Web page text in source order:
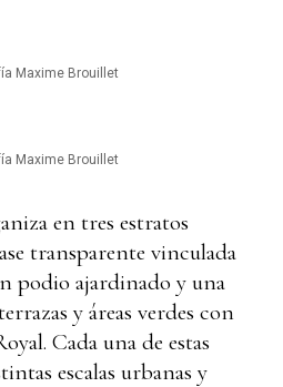
Maxime Brouillet
Maxime Brouillet
en tres estratos
transparente vinculada
podio ajardinado y una
y áreas verdes con
Cada una de estas
escalas urbanas y